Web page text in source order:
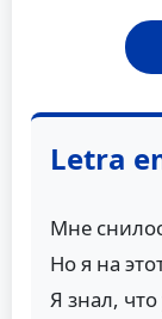
Letra
Мне
Но я на
Я знал,